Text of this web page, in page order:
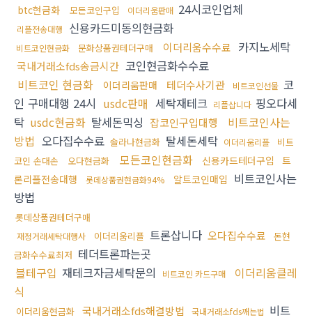
btc현금화 모든코인구입 이더리움판매 24시코인업체
리플전송대행 신용카드미동의현금화
비트코인현금화 문화상품권테더구매 이더리움수수료 카지노세탁
국내거래소fds송금시간 코인현금화수수료
비트코인 현금화
이더리움판매 테더수사기관 비트코인선물 코
인 구매대행 24시 usdc판매 세탁재테크 리플삽니다 핑오다세
탁 usdc현금화 탈세돈믹싱 잡코인구입대행
비트코인사는
방법 오다집수수료 솔라나현금화 탈세돈세탁 이더리움리플
비트
코인 손대손
오다현금화 모든코인현금화 신용카드테더구입
트
론리플전송대행
롯데상품권현금화94% 알트코인매입 비트코인사는
방법
롯데상품권테더구매
재정거래세탁대행사 이더리움리플 트론삽니다 오다집수수료
돈현
금화수수료최저 테더트론파는곳
블테구입 재테크자금세탁문의 비트코인 카드구매
이더리움클레
식
이더리움현금화 국내거래소fds해결방법 국내거래소fds깨는법 비트